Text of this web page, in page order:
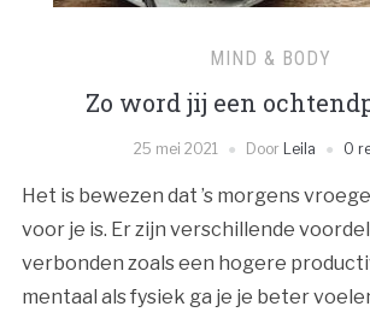
MIND & BODY
Zo word jij een
25 mei 2021 Door Leila 0
Het is bewezen dat ’s morgens
voor je is. Er zijn verschillende
verbonden zoals een hogere
mentaal als fysiek ga je je beter